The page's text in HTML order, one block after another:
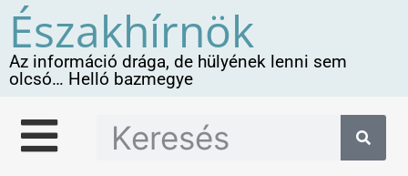
Északhírnök
Az információ drága, de hülyének lenni sem
olcsó… Helló bazmegye